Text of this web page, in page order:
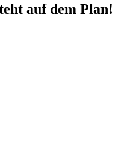
auf dem Plan!